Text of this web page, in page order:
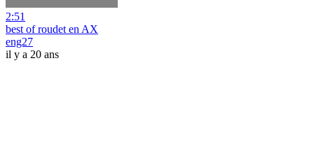
2:51
best of roudet en AX
eng27
il y a 20 ans